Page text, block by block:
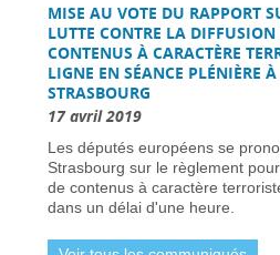
Une nouvelle ère d’ici 2030 -
Élections municipales à Nice
candidats - 31 mars 2026
Dernière chance pour les
31 mars 2026
Vol Ryanair : des passagers
à cause des retards de l’EES
Air France-KLM augmente
courrier face à la crise
Orient -30 mars 2026
Nationaux britanniques à
MISE AU VOTE DU RAPPORT
LUTTE CONTRE LA DIFFUSION
CONTENUS À CARACTÈRE
LIGNE EN SÉANCE PLÉNIÈRE À
STRASBOURG
17 avril 2019
Les députés européens se
Strasbourg sur le règlement
de contenus à caractère
dans un délai d'une heure.